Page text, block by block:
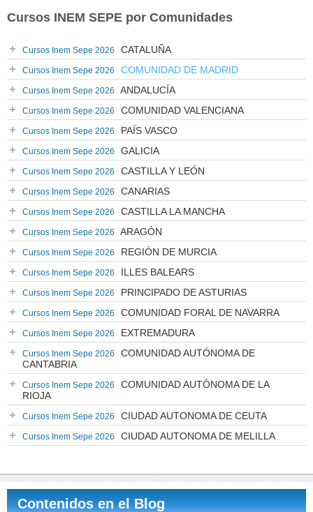
Cursos INEM SEPE por Comunidades
Cursos Inem Sepe 2026 CATALUÑA
Cursos Inem Sepe 2026 COMUNIDAD DE MADRID
Cursos Inem Sepe 2026 ANDALUCÍA
Cursos Inem Sepe 2026 COMUNIDAD VALENCIANA
Cursos Inem Sepe 2026 PAÍS VASCO
Cursos Inem Sepe 2026 GALICIA
Cursos Inem Sepe 2026 CASTILLA Y LEÓN
Cursos Inem Sepe 2026 CANARIAS
Cursos Inem Sepe 2026 CASTILLA LA MANCHA
Cursos Inem Sepe 2026 ARAGÓN
Cursos Inem Sepe 2026 REGIÓN DE MURCIA
Cursos Inem Sepe 2026 ILLES BALEARS
Cursos Inem Sepe 2026 PRINCIPADO DE ASTURIAS
Cursos Inem Sepe 2026 COMUNIDAD FORAL DE NAVARRA
Cursos Inem Sepe 2026 EXTREMADURA
Cursos Inem Sepe 2026
COMUNIDAD AUTÓNOMA DE
CANTABRIA
Cursos Inem Sepe 2026
COMUNIDAD AUTÓNOMA DE LA
RIOJA
Cursos Inem Sepe 2026 CIUDAD AUTONOMA DE CEUTA
Cursos Inem Sepe 2026 CIUDAD AUTONOMA DE MELILLA
Contenidos en el Blog